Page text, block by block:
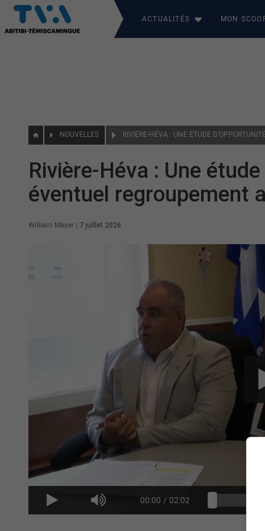
ACTUALITÉS MON
NOUVELLES
Rivière-Héva : Une
éventuel regroupement
William Mayer 7 juillet 2026
00:00 / 02:02